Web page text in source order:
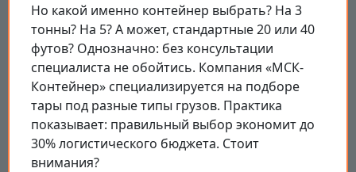
Но какой именно контейнер выбрать? На 3
тонны? На 5? А может, стандартные 20 или 40
футов? Однозначно: без консультации
специалиста не обойтись. Компания «МСК-
Контейнер» специализируется на подборе
тары под разные типы грузов. Практика
показывает: правильный выбор экономит до
30% логистического бюджета. Стоит
внимания?